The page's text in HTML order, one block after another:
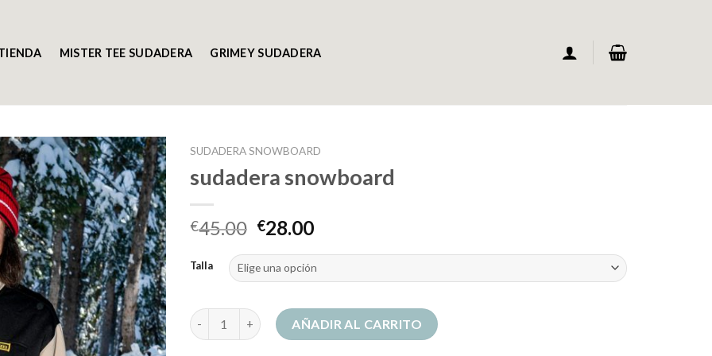
MISTER TEE SUDADERA GRIMEY SUDADERA
SUDADERA SNOWBOARD
sudadera snowboard
€45.00 €28.00
Talla
sudadera snowboard cantidadAÑADIR AL CARRITO